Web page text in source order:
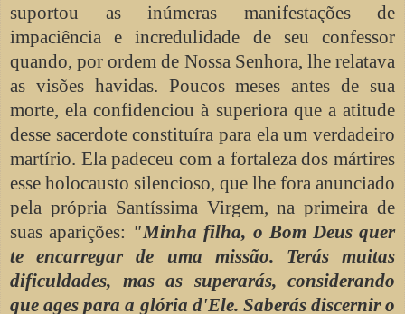
suportou as inúmeras manifestações de
impaciência e incredulidade de seu confessor
quando, por ordem de Nossa Senhora, lhe relatava
as visões havidas. Poucos meses antes de sua
morte, ela confidenciou à superiora que a atitude
desse sacerdote constituíra para ela um verdadeiro
martírio. Ela padeceu com a fortaleza dos mártires
esse holocausto silencioso, que lhe fora anunciado
pela própria Santíssima Virgem, na primeira de
suas aparições: "Minha filha, o Bom Deus quer
te encarregar de uma missão. Terás muitas
dificuldades, mas as superarás, considerando
que ages para a glória d'Ele. Saberás discernir o